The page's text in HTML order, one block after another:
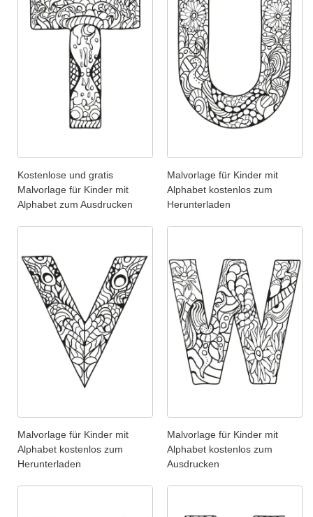
Kostenlose und gratis
Malvorlage für Kinder mit
Alphabet zum Ausdrucken
Malvorlage für Kinder mit
Alphabet kostenlos zum
Herunterladen
Malvorlage für Kinder mit
Alphabet kostenlos zum
Herunterladen
Malvorlage für Kinder mit
Alphabet kostenlos zum
Ausdrucken